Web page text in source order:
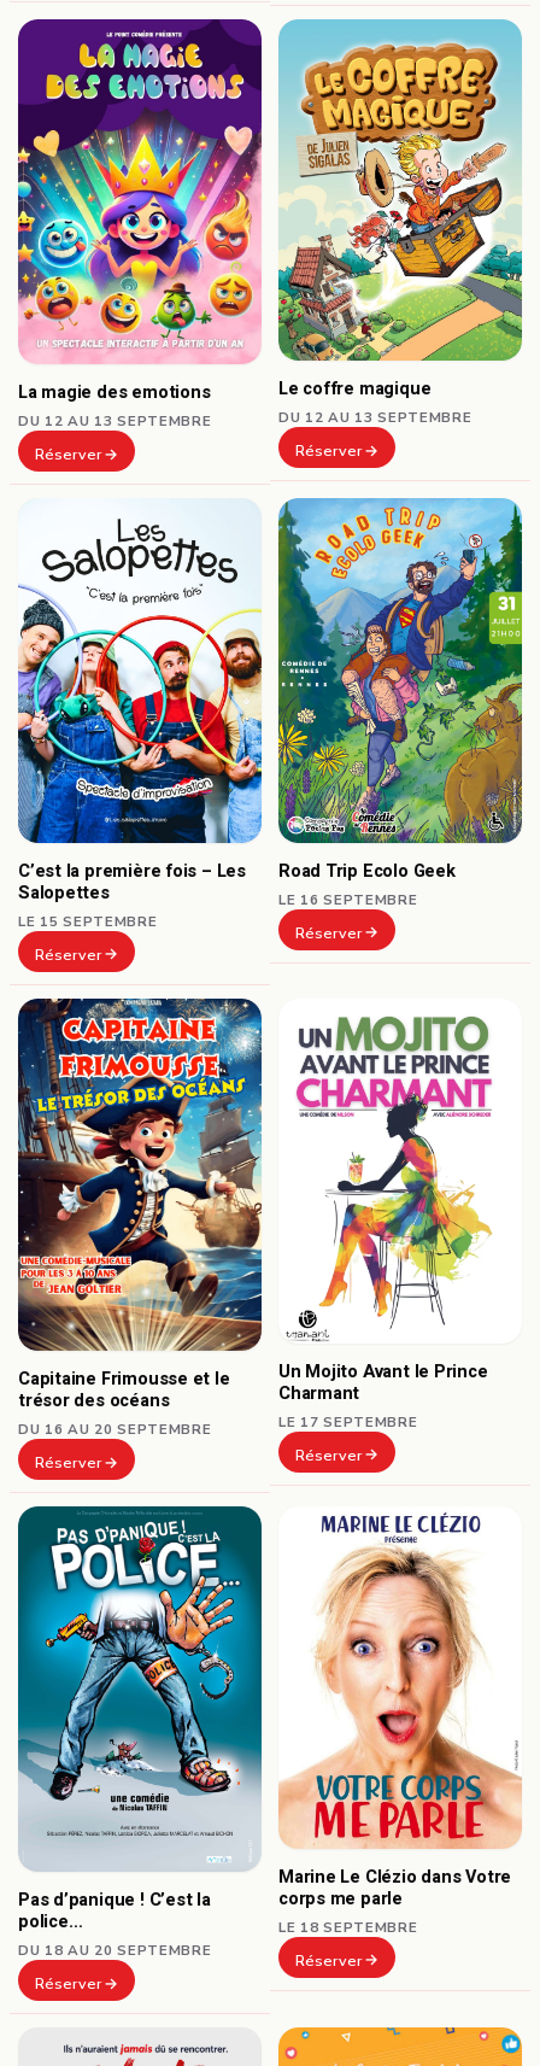
La magie des emotions
DU 12 AU 13 SEPTEMBRE
Réserver
Le coffre magique
DU 12 AU 13 SEPTEMBRE
Réserver
C’est la première fois – Les
Salopettes
LE 15 SEPTEMBRE
Réserver
Road Trip Ecolo Geek
LE 16 SEPTEMBRE
Réserver
Capitaine Frimousse et le
trésor des océans
DU 16 AU 20 SEPTEMBRE
Réserver
Un Mojito Avant le Prince
Charmant
LE 17 SEPTEMBRE
Réserver
Pas d’panique ! C’est la
police…
DU 18 AU 20 SEPTEMBRE
Réserver
Marine Le Clézio dans Votre
corps me parle
LE 18 SEPTEMBRE
Réserver